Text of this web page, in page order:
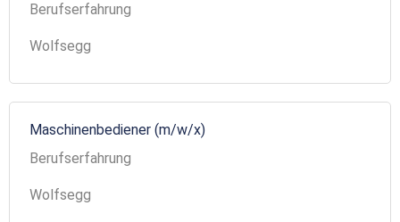
Berufserfahrung
Wolfsegg
Maschinenbediener (m/w/x)
Berufserfahrung
Wolfsegg